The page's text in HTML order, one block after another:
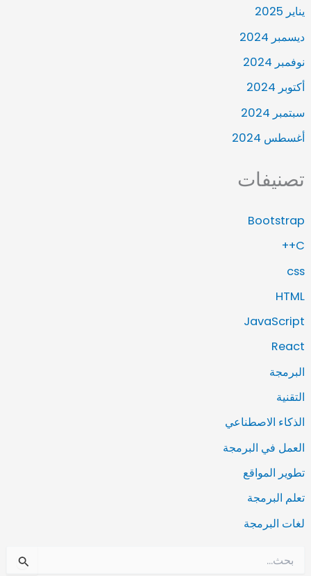
يناير 2025
ديسمبر 2024
نوفمبر 2024
أكتوبر 2024
سبتمبر 2024
أغسطس 2024
تصنيفات
Bootstrap
C++
css
HTML
JavaScript
React
البرمجة
التقنية
الذكاء الاصطناعي
العمل في البرمجة
تطوير المواقع
تعلم البرمجة
لغات البرمجة